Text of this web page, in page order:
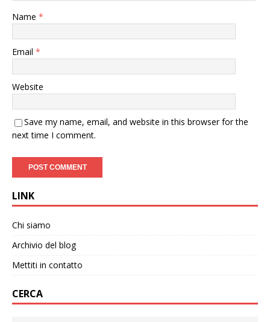
Name *
Email *
Website
Save my name, email, and website in this browser for the
next time I comment.
LINK
Chi siamo
Archivio del blog
Mettiti in contatto
CERCA